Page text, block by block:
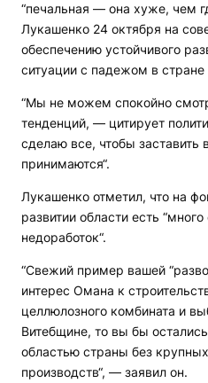
“печальная — она хуже, чем
Лукашенко 24 октября на
обеспечению устойчивого
ситуации с падежом в стране
“Мы не можем спокойно
тенденций, — цитирует
сделаю все, чтобы заставить
принимаются“.
Лукашенко отметил, что на
развитии области есть
недоработок“.
“Свежий пример вашей
интерес Омана к
целлюлозного комбината и
Витебщине, то вы бы
областью страны без
производств“, — заявил он.